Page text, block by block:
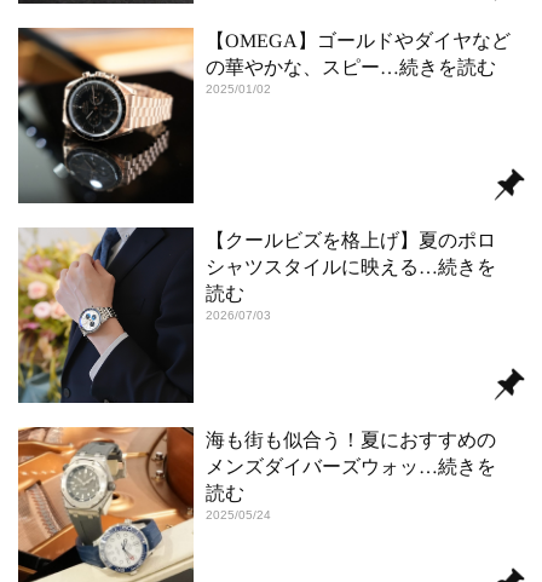
【OMEGA】ゴールドやダイヤなど
の華やかな、スピー…続きを読む
2025/01/02
【クールビズを格上げ】夏のポロ
シャツスタイルに映える …続きを
読む
2026/07/03
海も街も似合う！夏におすすめの
メンズダイバーズウォッ …続きを
読む
2025/05/24